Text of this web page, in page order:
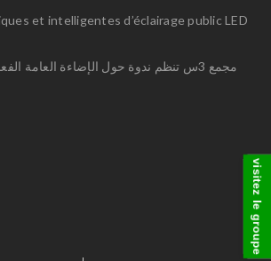
et intelligentes d’éclairage public LED
مجمع 3س تنظم ندوة حول الإضاءة العامة
visitez le groupe